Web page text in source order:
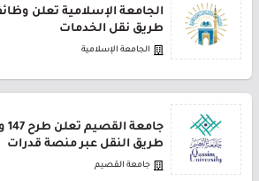
الجامعة الإسلامية تعلن
طريق نقل الخدمات
الجامعة الإسلامية
طريق النقل عبر منصة قدرات
جامعة القصيم